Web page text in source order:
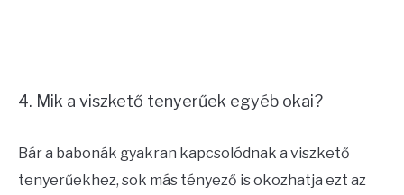
Mik a viszkető tenyerűek egyéb okai?
Bár a babonák gyakran kapcsolódnak a viszkető
tenyerűekhez, sok más tényező is okozhatja ezt az